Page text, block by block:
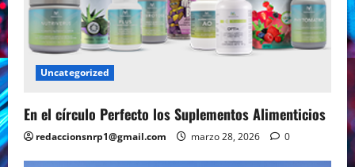
Uncategorized
En el círculo Perfecto los Suplementos Alimenticios
redaccionsnrp1@gmail.com marzo 28, 2026 0